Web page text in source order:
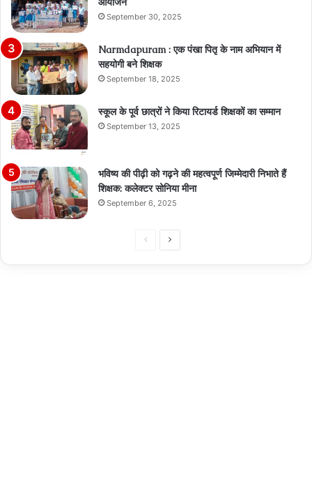
September 30, 2025
Narmdapuram : एक पंखा पितृ के नाम अभियान में
सहयोगी बने शिक्षक
September 18, 2025
स्कूल के पूर्व छात्रों ने किया रिटायर्ड शिक्षकों का सम्मान
September 13, 2025
भविष्य की पीढ़ी को गढ़ने की महत्वपूर्ण जिम्मेदारी निभाते हैं
शिक्षक: कलेक्टर सोनिया मीना
September 6, 2025
PreviousNext